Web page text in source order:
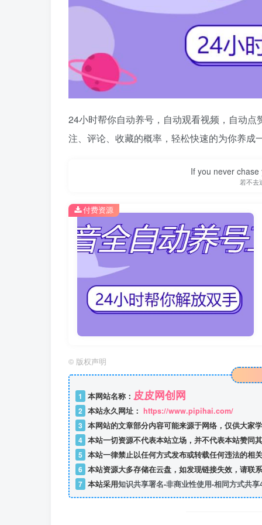
24小时帮你自动养号，自动观看视频，自动
注、评论、收藏的概率，轻松快速的为你养成
If you never
若不去
付费资源
© 版权声明
1 本网站名称： 皮皮网创网
2 本站永久网址： https://www.pipihai.com/
3 本网站的文章部分内容可能来源于网络，仅供大家
4 本站一切资源不代表本站立场，并不代表本站赞同
5 本站一律禁止以任何方式发布或转载任何违法的相
6 本站资源大多存储在云盘，如发现链接失效，请联
7 本站采用知识共享署名-非商业性使用-相同方式共